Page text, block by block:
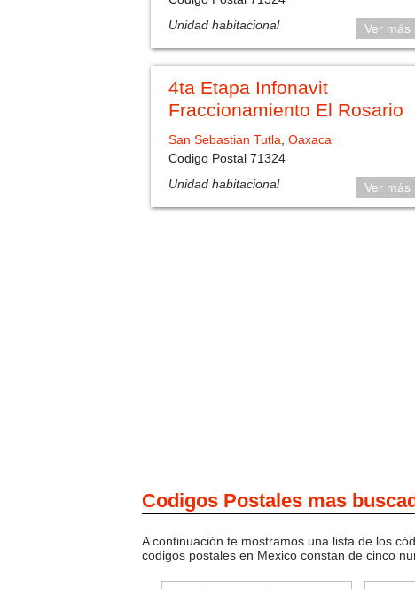
Unidad habitacional
Ver más
4ta Etapa Infonavit
Fraccionamiento El Rosario
San Sebastian Tutla Oaxaca
Codigo Postal 71324
Unidad habitacional
Ver más
Codigos Postales mas
A continuación te mostramos una lista de los
codigos postales en Mexico constan de cinco